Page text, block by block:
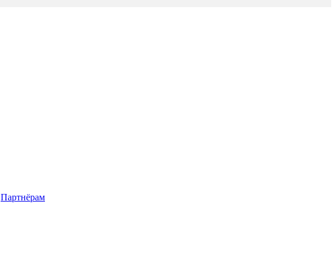
Партнёрам